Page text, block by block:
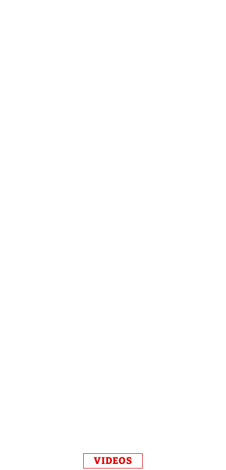
VIDEOS